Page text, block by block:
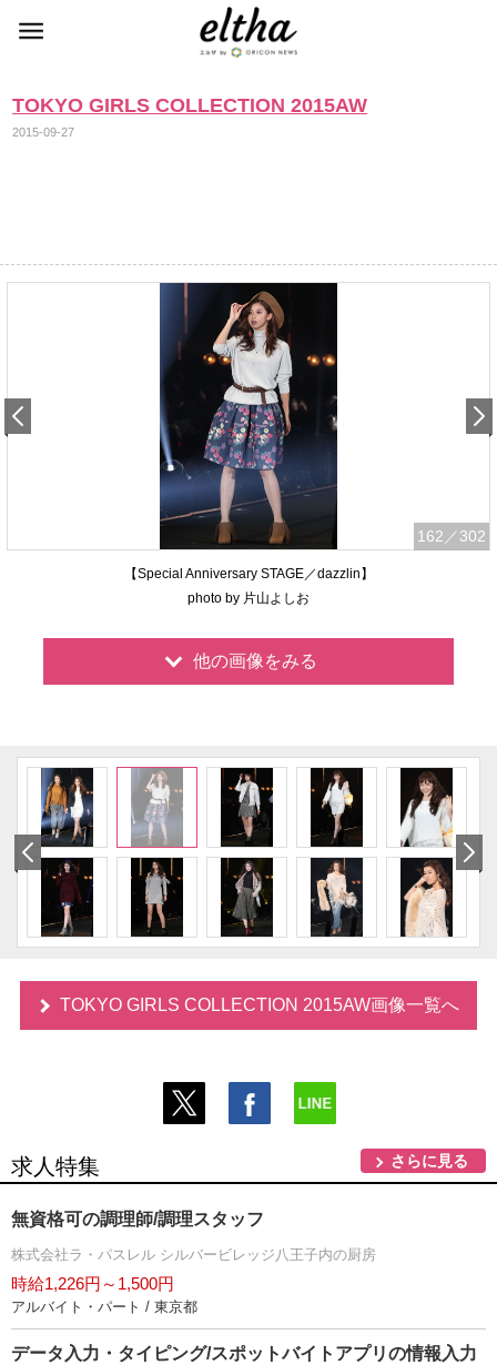
TOKYO GIRLS COLLECTION 2015AW
2015-09-27
162 ／302
【Special Anniversary STAGE／dazzlin】
photo by 片山よしお
他の画像をみる
TOKYO GIRLS COLLECTION 2015AW画像一覧へ
求人特集 さらに見る
無資格可の調理師/調理スタッフ
株式会社ラ・パスレル シルバービレッジ八王子内の厨房
時給1,226円～1,500円
アルバイト・パート / 東京都
データ入力・タイピング/スポットバイトアプリの情報入力